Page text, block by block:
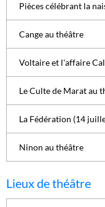
Pièces célébrant la
Cange au théâtre
Voltaire et l'affaire
Le Culte de Marat au
La Fédération (14
Ninon au théâtre
Lieux de théâtre